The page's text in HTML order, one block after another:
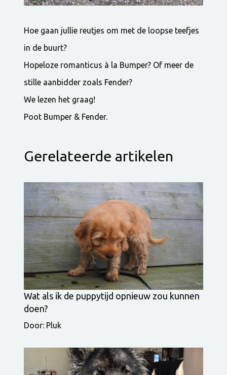
Hoe gaan jullie reutjes om met de loopse teefjes
in de buurt?
Hopeloze romanticus à la Bumper? Of meer de
stille aanbidder zoals Fender?
We lezen het graag!
Poot Bumper & Fender.
Gerelateerde artikelen
Wat als ik de puppytijd opnieuw zou kunnen
doen?
Door: Pluk